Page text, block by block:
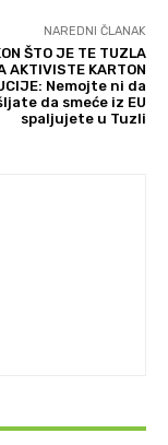
NAREDNI ČLANAK
ŠTO JE TE TUZLA
AKTIVISTE KARTON
Nemojte ni da
da smeće iz EU
spaljujete u Tuzli